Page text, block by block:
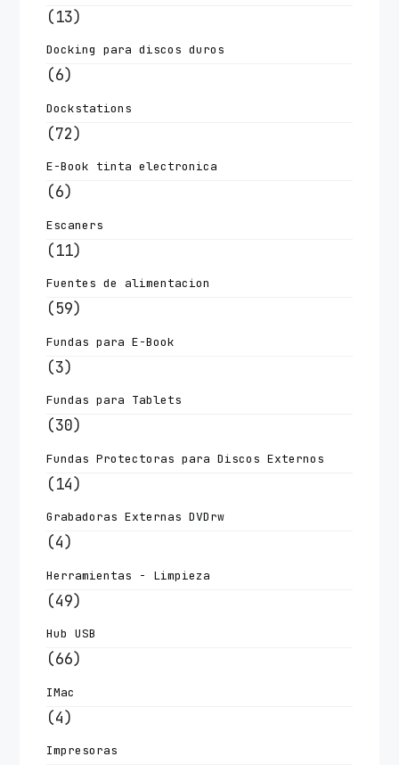
(13)
Docking para discos duros
(6)
Dockstations
(72)
E-Book tinta electronica
(6)
Escaners
(11)
Fuentes de alimentacion
(59)
Fundas para E-Book
(3)
Fundas para Tablets
(30)
Fundas Protectoras para Discos Externos
(14)
Grabadoras Externas DVDrw
(4)
Herramientas - Limpieza
(49)
Hub USB
(66)
IMac
(4)
Impresoras